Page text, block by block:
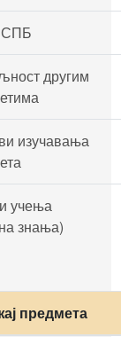
другим
изучавања
учења
знања)
предмета